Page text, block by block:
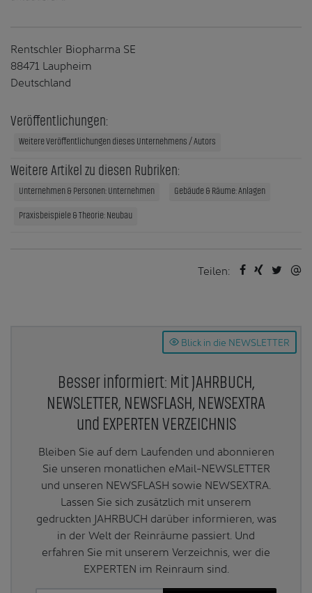
Rentschler Biopharma SE
88471 Laupheim
Deutschland
Veröffentlichungen:
Weitere Veröffentlichungen dieses Unternehmens / Autors
Weitere Artikel zu diesen Rubriken:
Unternehmen & Personen: Unternehmen Gebäude & Räume: Anlagen
Praxisbeispiele & Theorie: Neubau
Teilen:
Blick in die NEWSLETTER
Besser informiert: Mit JAHRBUCH,
NEWSLETTER, NEWSFLASH, NEWSEXTRA
und EXPERTEN VERZEICHNIS
Bleiben Sie auf dem Laufenden und abonnieren
Sie unseren monatlichen eMail-NEWSLETTER
und unseren NEWSFLASH sowie NEWSEXTRA.
Lassen Sie sich zusätzlich mit unserem
gedruckten JAHRBUCH darüber informieren, was
in der Welt der Reinräume passiert. Und
erfahren Sie mit unserem Verzeichnis, wer die
EXPERTEN im Reinraum sind.